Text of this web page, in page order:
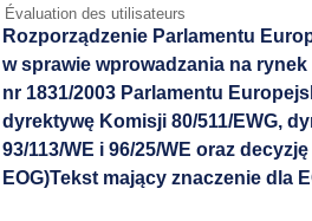
Évaluation des utilisateurs
Rozporządzenie Parlamentu
w sprawie wprowadzania na
nr 1831/2003 Parlamentu
dyrektywę Komisji 80/511/EWG,
93/113/WE i 96/25/WE oraz
EOG)Tekst mający znaczenie dla